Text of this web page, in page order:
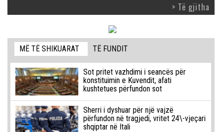
> Të gjitha
MË TË SHIKUARAT TË FUNDIT
Sot pritet vazhdimi i seancës për
konstituimin e Kuvendit, afati
kushtetues përfundon sot
Sherri i dyshuar për një vajzë
përfundon në tragjedi, vritet 24\-vjeçari
shqiptar në Itali